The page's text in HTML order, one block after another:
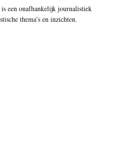
een onafhankelijk journalistiek
thema’s en inzichten.